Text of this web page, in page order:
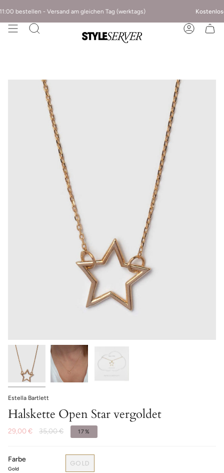
bestellen - Versand am gleichen Tag (werktags)
Estella Bartlett
Halskette Open Star vergoldet
29,00 € 35,00 € 17%
Farbe
Gold
GOLD